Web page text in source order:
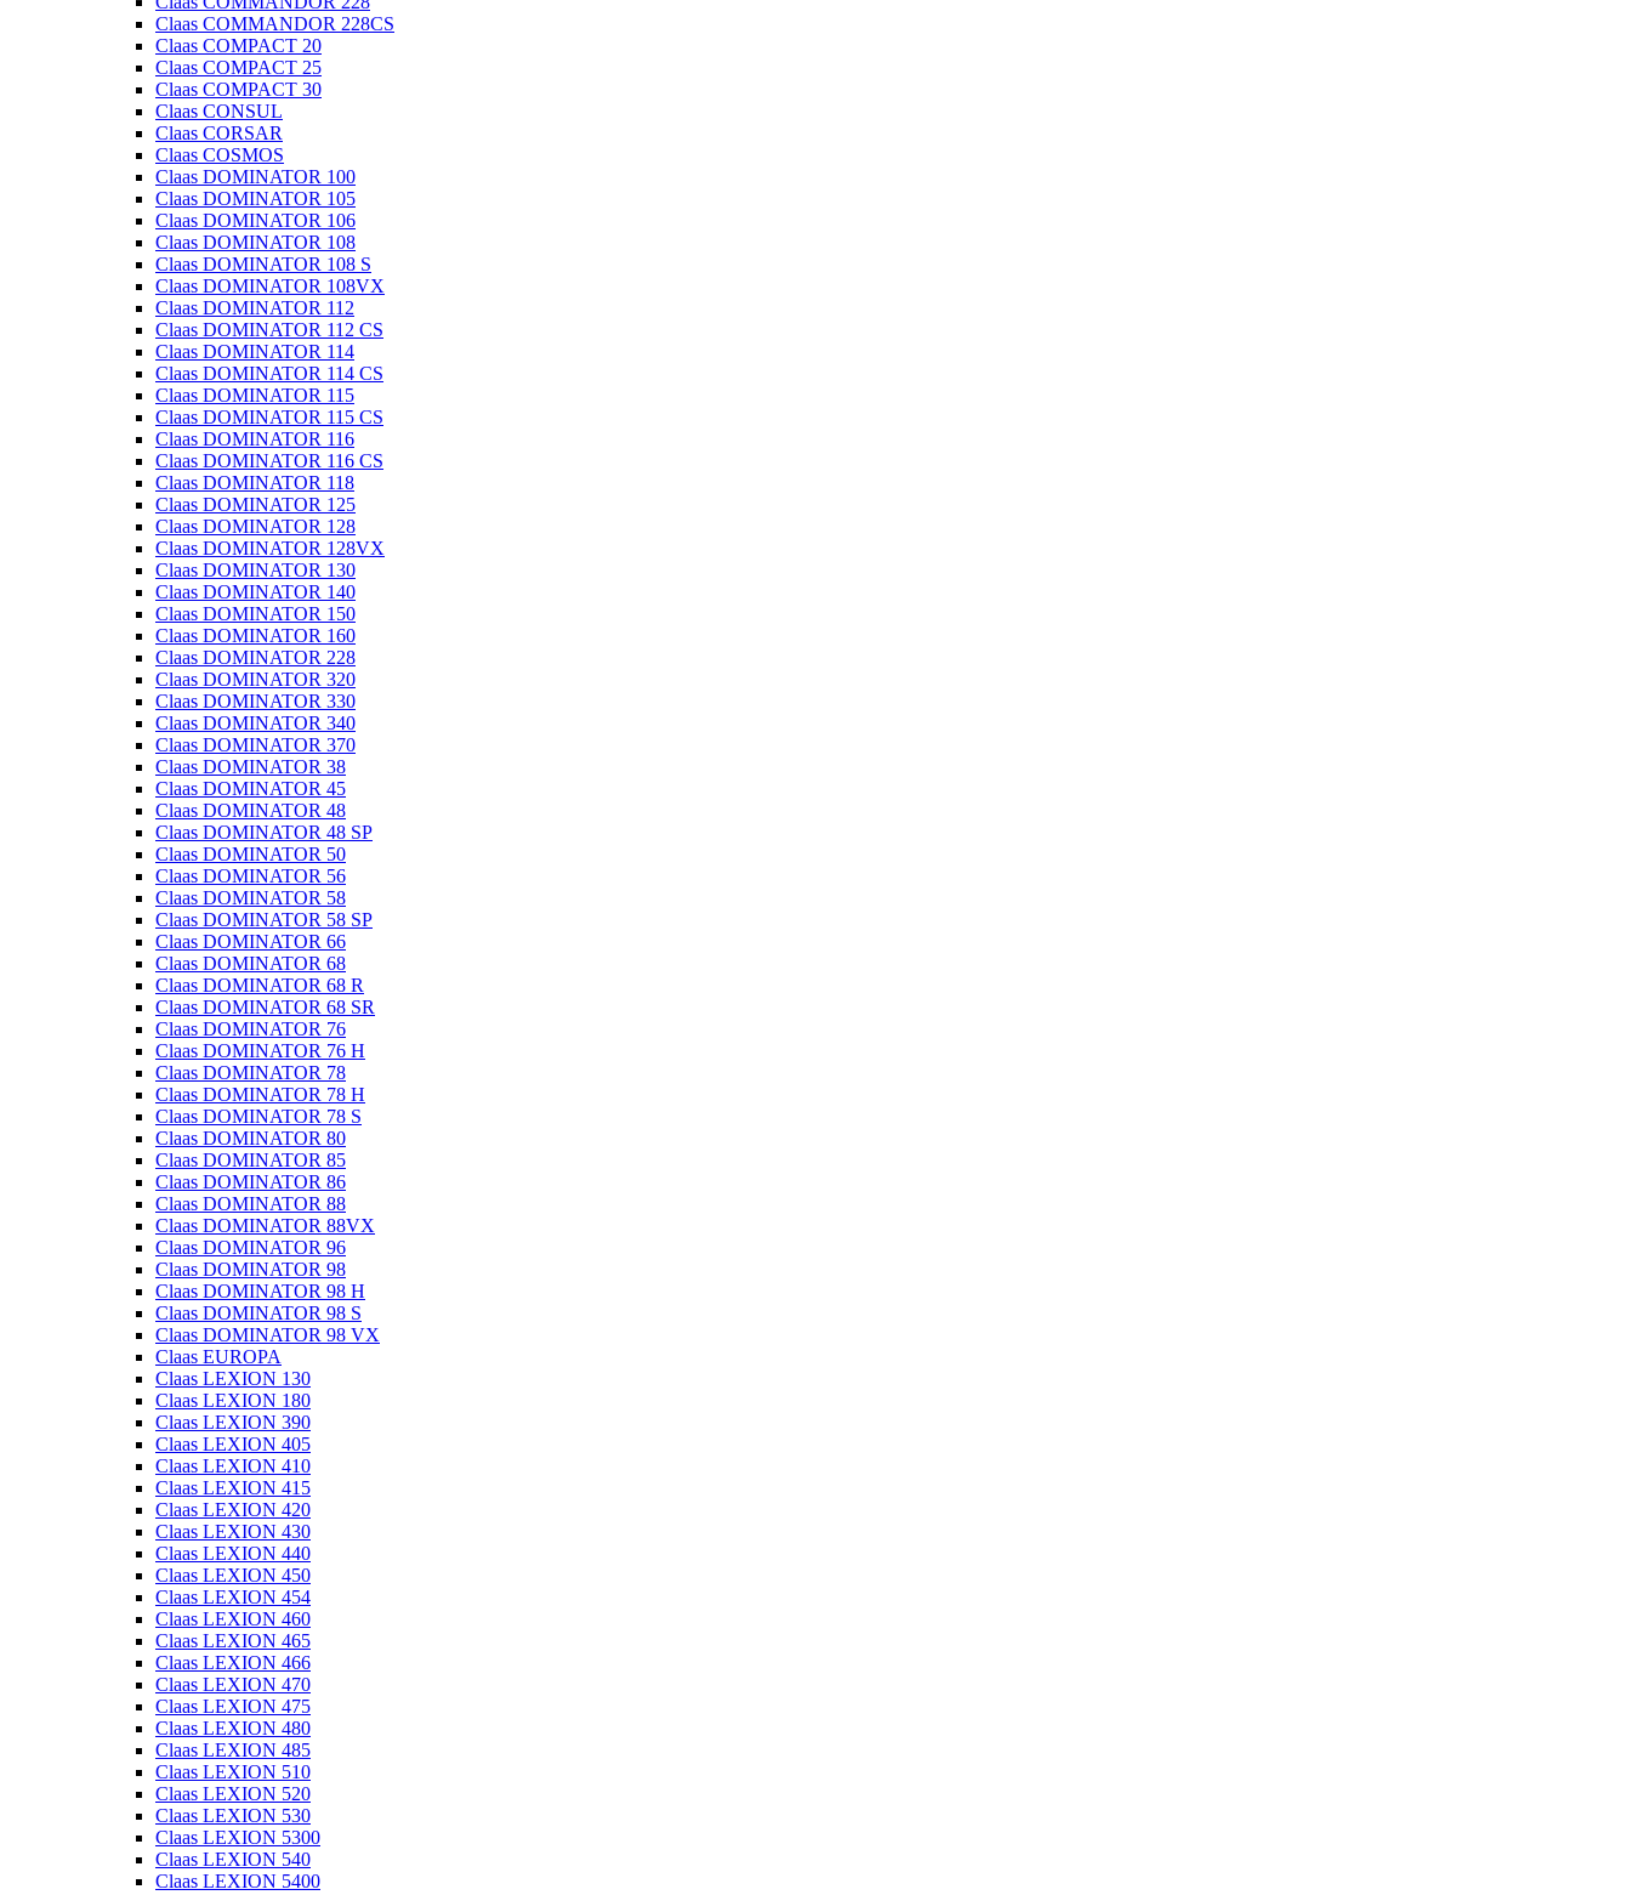
Claas COMMANDOR 228CS
Claas COMPACT 20
Claas COMPACT 25
Claas COMPACT 30
Claas CONSUL
Claas CORSAR
Claas COSMOS
Claas DOMINATOR 100
Claas DOMINATOR 105
Claas DOMINATOR 106
Claas DOMINATOR 108
Claas DOMINATOR 108 S
Claas DOMINATOR 108VX
Claas DOMINATOR 112
Claas DOMINATOR 112 CS
Claas DOMINATOR 114
Claas DOMINATOR 114 CS
Claas DOMINATOR 115
Claas DOMINATOR 115 CS
Claas DOMINATOR 116
Claas DOMINATOR 116 CS
Claas DOMINATOR 118
Claas DOMINATOR 125
Claas DOMINATOR 128
Claas DOMINATOR 128VX
Claas DOMINATOR 130
Claas DOMINATOR 140
Claas DOMINATOR 150
Claas DOMINATOR 160
Claas DOMINATOR 228
Claas DOMINATOR 320
Claas DOMINATOR 330
Claas DOMINATOR 340
Claas DOMINATOR 370
Claas DOMINATOR 38
Claas DOMINATOR 45
Claas DOMINATOR 48
Claas DOMINATOR 48 SP
Claas DOMINATOR 50
Claas DOMINATOR 56
Claas DOMINATOR 58
Claas DOMINATOR 58 SP
Claas DOMINATOR 66
Claas DOMINATOR 68
Claas DOMINATOR 68 R
Claas DOMINATOR 68 SR
Claas DOMINATOR 76
Claas DOMINATOR 76 H
Claas DOMINATOR 78
Claas DOMINATOR 78 H
Claas DOMINATOR 78 S
Claas DOMINATOR 80
Claas DOMINATOR 85
Claas DOMINATOR 86
Claas DOMINATOR 88
Claas DOMINATOR 88VX
Claas DOMINATOR 96
Claas DOMINATOR 98
Claas DOMINATOR 98 H
Claas DOMINATOR 98 S
Claas DOMINATOR 98 VX
Claas EUROPA
Claas LEXION 130
Claas LEXION 180
Claas LEXION 390
Claas LEXION 405
Claas LEXION 410
Claas LEXION 415
Claas LEXION 420
Claas LEXION 430
Claas LEXION 440
Claas LEXION 450
Claas LEXION 454
Claas LEXION 460
Claas LEXION 465
Claas LEXION 466
Claas LEXION 470
Claas LEXION 475
Claas LEXION 480
Claas LEXION 485
Claas LEXION 510
Claas LEXION 520
Claas LEXION 530
Claas LEXION 5300
Claas LEXION 540
Claas LEXION 5400